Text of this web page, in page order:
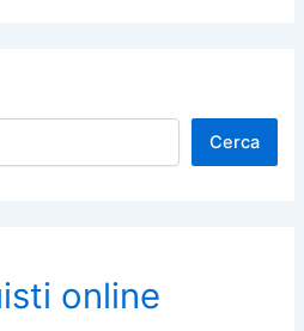
Cerca
online